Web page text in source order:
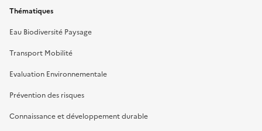
Thématiques
Eau Biodiversité Paysage
Transport Mobilité
Evaluation Environnementale
Prévention des risques
Connaissance et développement durable